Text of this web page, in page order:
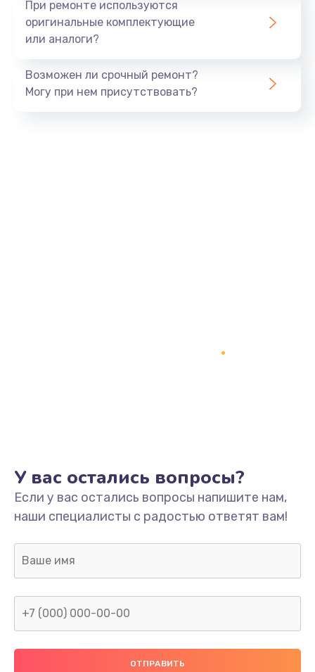
При ремонте используются
оригинальные комплектующие
или аналоги?
Возможен ли срочный ремонт?
Могу при нем присутствовать?
У вас остались вопросы?
Если у вас остались вопросы напишите нам,
наши специалисты с радостью ответят вам!